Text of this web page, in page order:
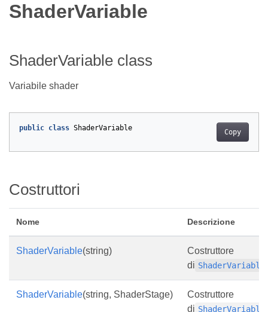
ShaderVariable
ShaderVariable class
Variabile shader
Copy
public class ShaderVariable
Costruttori
Nome Descrizione
ShaderVariable(string)
Costruttore
di ShaderVariable
ShaderVariable(string, ShaderStage)
Costruttore
di ShaderVariable